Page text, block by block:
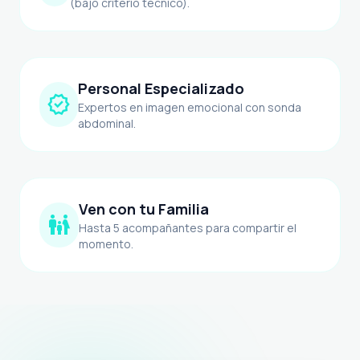
verified
Personal Especializado
Expertos en imagen emocional con sonda
abdominal.
family_restroom
Ven con tu Familia
Hasta 5 acompañantes para compartir el
momento.